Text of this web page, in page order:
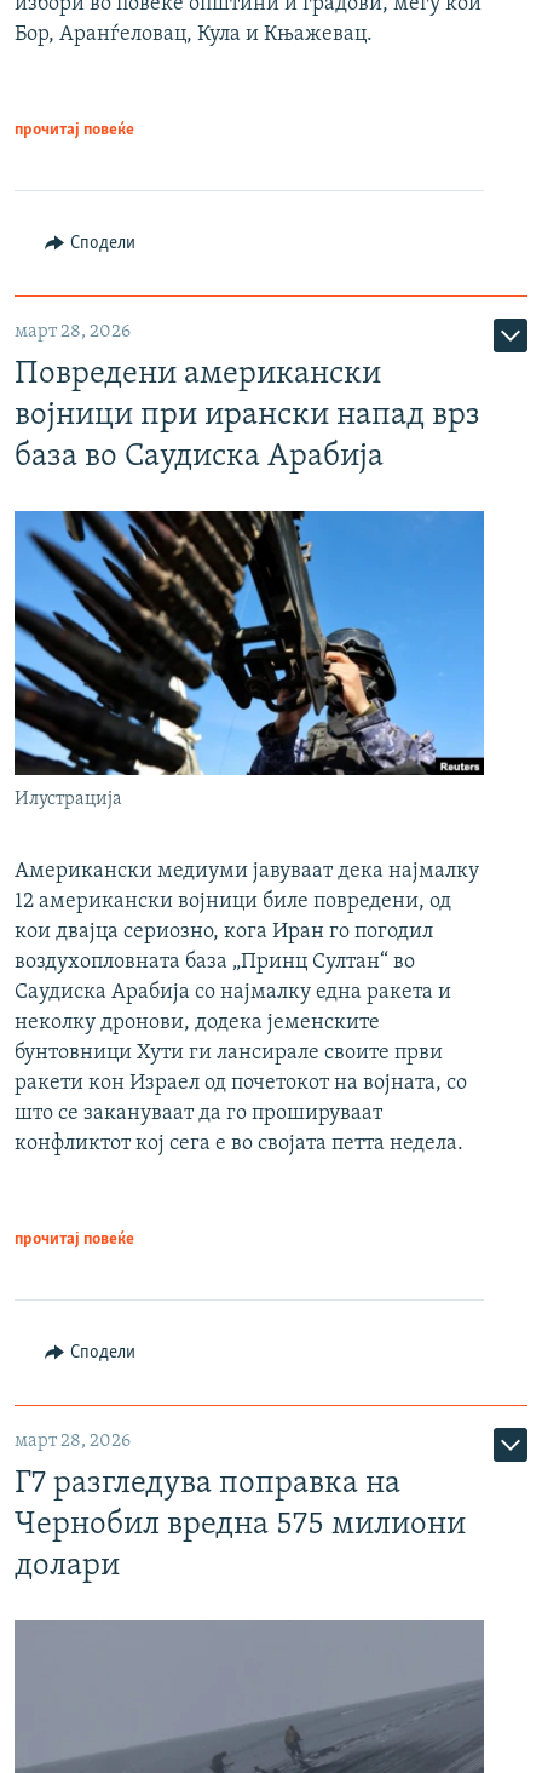
Бор, Аранѓеловац, Кула и Књажевац.
прочитај повеќе
Сподели
март 28, 2026
Повредени американски
војници при ирански напад врз
база во Саудиска Арабија
Илустрација
Американски медиуми јавуваат дека најмалку
12 американски војници биле повредени, од
кои двајца сериозно, кога Иран го погодил
воздухопловната база „Принц Султан“ во
Саудиска Арабија со најмалку една ракета и
неколку дронови, додека јеменските
бунтовници Хути ги лансирале своите први
ракети кон Израел од почетокот на војната, со
што се закануваат да го прошируваат
конфликтот кој сега е во својата петта недела.
прочитај повеќе
Сподели
март 28, 2026
Г7 разгледува поправка на
Чернобил вредна 575 милиони
долари